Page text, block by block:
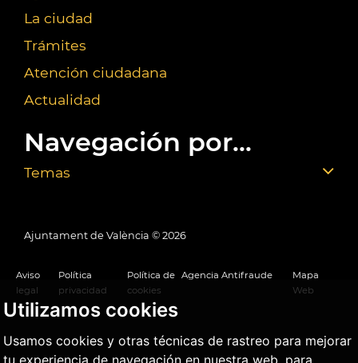
Utilizamos cookies
Usamos cookies y otras técnicas de rastreo para mejorar
tu experiencia de navegación en nuestra web, para
La ciudad
Trámites
Atención ciudadana
Actualidad
Navegación por...
Temas
Ajuntament de València © 2026
Aviso
legal
Política
privacidad
Política de
cookies
Agencia Antifraude
Mapa
Web